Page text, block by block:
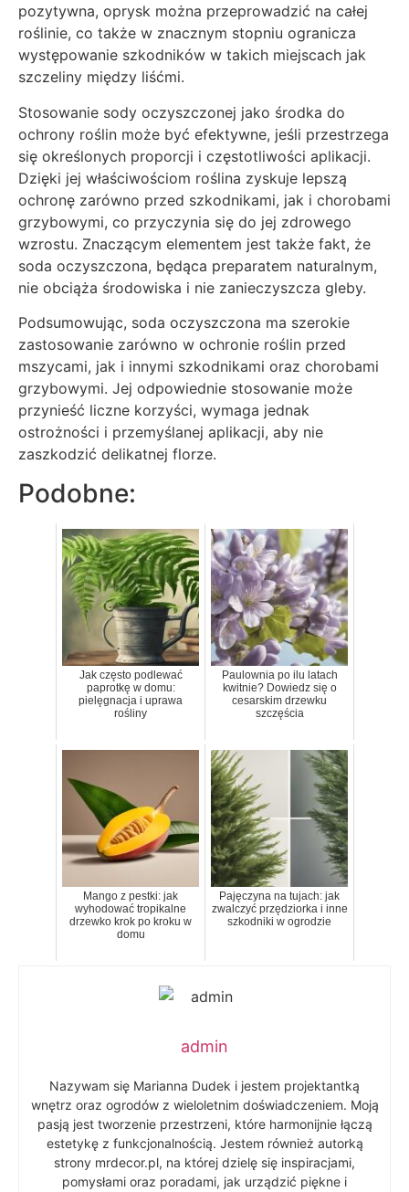
pozytywna, oprysk można przeprowadzić na całej
roślinie, co także w znacznym stopniu ogranicza
występowanie szkodników w takich miejscach jak
szczeliny między liśćmi.
Stosowanie sody oczyszczonej jako środka do
ochrony roślin może być efektywne, jeśli przestrzega
się określonych proporcji i częstotliwości aplikacji.
Dzięki jej właściwościom roślina zyskuje lepszą
ochronę zarówno przed szkodnikami, jak i chorobami
grzybowymi, co przyczynia się do jej zdrowego
wzrostu. Znaczącym elementem jest także fakt, że
soda oczyszczona, będąca preparatem naturalnym,
nie obciąża środowiska i nie zanieczyszcza gleby.
Podsumowując, soda oczyszczona ma szerokie
zastosowanie zarówno w ochronie roślin przed
mszycami, jak i innymi szkodnikami oraz chorobami
grzybowymi. Jej odpowiednie stosowanie może
przynieść liczne korzyści, wymaga jednak
ostrożności i przemyślanej aplikacji, aby nie
zaszkodzić delikatnej florze.
Podobne:
Jak często podlewać
paprotkę w domu:
pielęgnacja i uprawa
rośliny
Paulownia po ilu latach
kwitnie? Dowiedz się o
cesarskim drzewku
szczęścia
Mango z pestki: jak
wyhodować tropikalne
drzewko krok po kroku w
domu
Pajęczyna na tujach: jak
zwalczyć przędziorka i inne
szkodniki w ogrodzie
admin
Nazywam się Marianna Dudek i jestem projektantką
wnętrz oraz ogrodów z wieloletnim doświadczeniem. Moją
pasją jest tworzenie przestrzeni, które harmonijnie łączą
estetykę z funkcjonalnością. Jestem również autorką
strony mrdecor.pl, na której dzielę się inspiracjami,
pomysłami oraz poradami, jak urządzić piękne i